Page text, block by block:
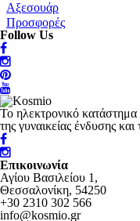
Αξεσουάρ
Προσφορές
Follow Us
Το ηλεκτρονικό κατάστημα
της γυναικείας ένδυσης
Επικοινωνία
Αγίου Βασιλείου 1,
Θεσσαλονίκη, 54250
+30 2310 302 566
info@kosmio.gr